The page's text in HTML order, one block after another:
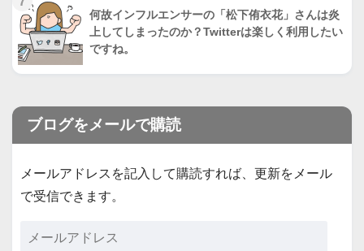
何故インフルエンサーの「松下侑衣花」さんは炎
上してしまったのか？Twitterは楽しく利用したい
ですね。
ブログをメールで購読
メールアドレスを記入して購読すれば、更新をメール
で受信できます。